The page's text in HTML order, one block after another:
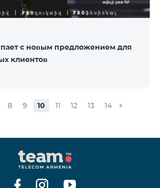
с новым предложением для
клиентов
8 9 10 11 12 13 14